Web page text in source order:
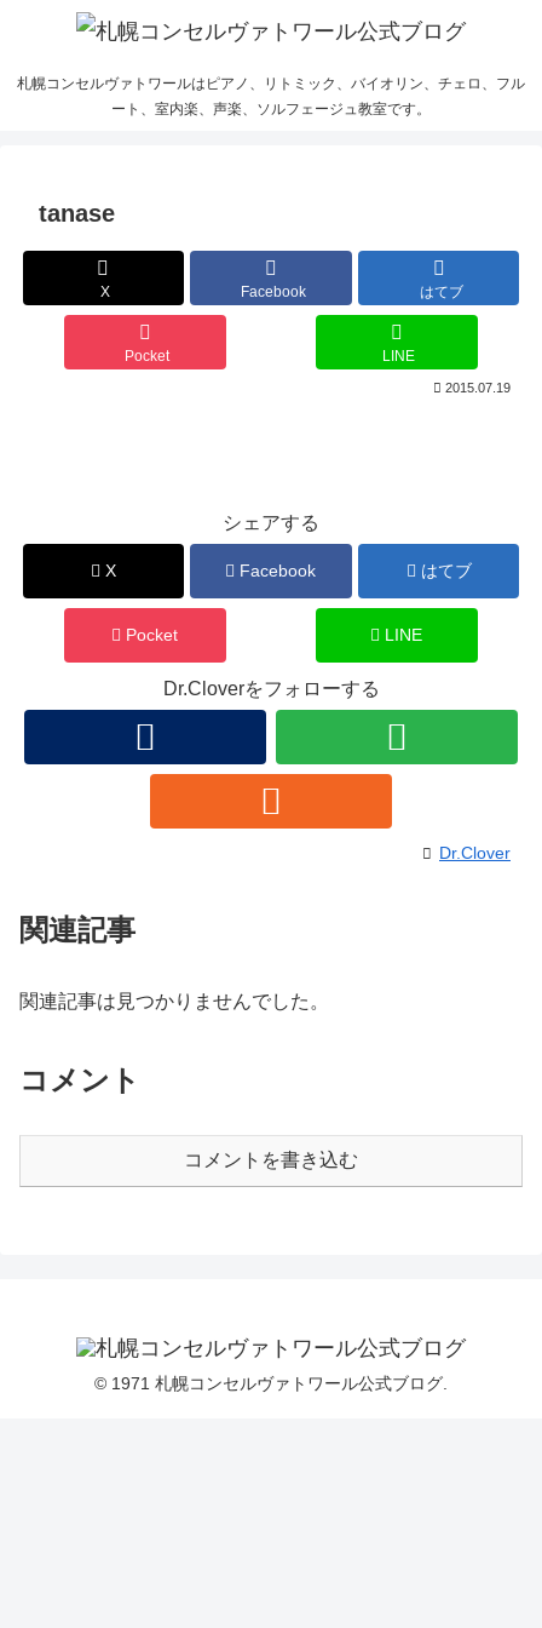
札幌コンセルヴァトワールはピアノ、リトミック、バイオリン、チェロ、フル
ート、室内楽、声楽、ソルフェージュ教室です。
tanase
X Facebook はてブ
Pocket LINE
2015.07.19
シェアする
X Facebook はてブ
Pocket LINE
Dr.Cloverをフォローする
Dr.Clover
関連記事
関連記事は見つかりませんでした。
コメント
コメントを書き込む
© 1971 札幌コンセルヴァトワール公式ブログ.